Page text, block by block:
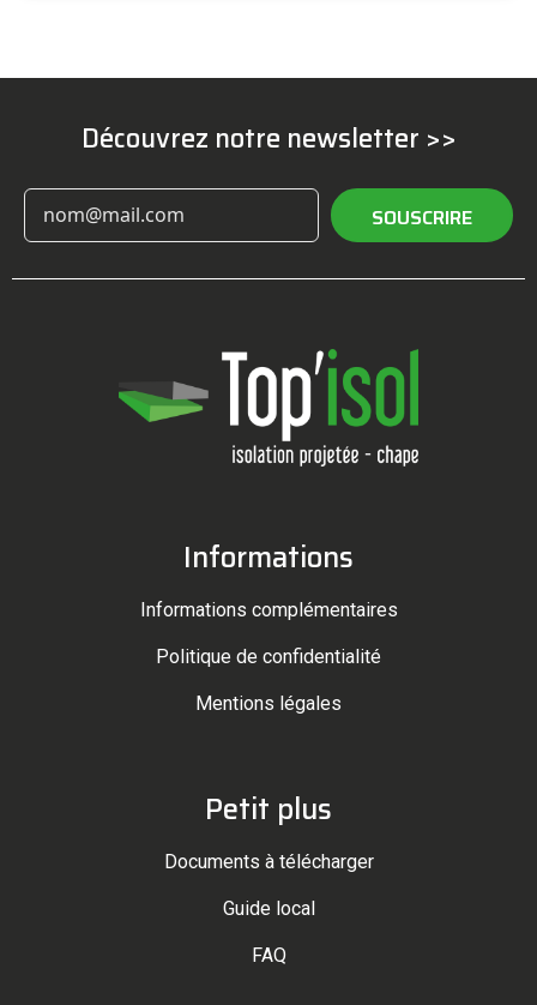
Découvrez notre newsletter >>
SOUSCRIRE
Informations
Informations complémentaires
Politique de confidentialité
Mentions légales
Petit plus
Documents à télécharger
Guide local
FAQ